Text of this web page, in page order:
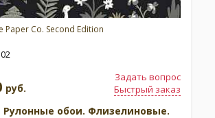
Paper Co. Second Edition
Задать вопрос
Быстрый заказ
руб.
Рулонные обои. Флизелиновые.